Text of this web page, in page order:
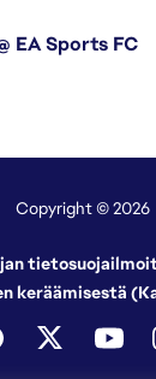
EA Sports FC
Copyright © 2026
keräämisestä